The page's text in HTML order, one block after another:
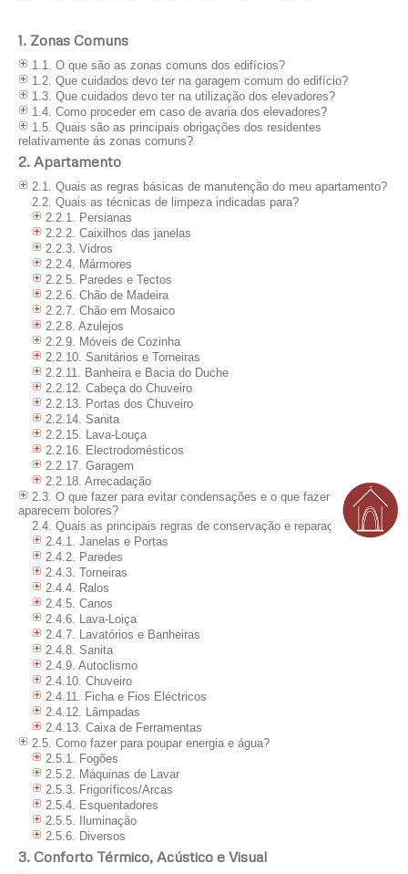
1. Zonas Comuns
1.1. O que são as zonas comuns dos edifícios?
1.2. Que cuidados devo ter na garagem comum do edifício?
1.3. Que cuidados devo ter na utilização dos elevadores?
1.4. Como proceder em caso de avaria dos elevadores?
1.5. Quais são as principais obrigações dos residentes
relativamente ás zonas comuns?
2. Apartamento
2.1. Quais as regras básicas de manutenção do meu apartamento?
2.2. Quais as técnicas de limpeza indicadas para?
2.2.1. Persianas
2.2.2. Caixilhos das janelas
2.2.3. Vidros
2.2.4. Mármores
2.2.5. Paredes e Tectos
2.2.6. Chão de Madeira
2.2.7. Chão em Mosaico
2.2.8. Azulejos
2.2.9. Móveis de Cozinha
2.2.10. Sanitários e Torneiras
2.2.11. Banheira e Bacia do Duche
2.2.12. Cabeça do Chuveiro
2.2.13. Portas dos Chuveiro
2.2.14. Sanita
2.2.15. Lava-Louça
2.2.16. Electrodomésticos
2.2.17. Garagem
2.2.18. Arrecadação
2.3. O que fazer para evitar condensações e o que fazer quando
aparecem bolores?
2.4. Quais as principais regras de conservação e reparação para?
2.4.1. Janelas e Portas
2.4.2. Paredes
2.4.3. Torneiras
2.4.4. Ralos
2.4.5. Canos
2.4.6. Lava-Loiça
2.4.7. Lavatórios e Banheiras
2.4.8. Sanita
2.4.9. Autoclismo
2.4.10. Chuveiro
2.4.11. Ficha e Fios Eléctricos
2.4.12. Lâmpadas
2.4.13. Caixa de Ferramentas
2.5. Como fazer para poupar energia e água?
2.5.1. Fogões
2.5.2. Máquinas de Lavar
2.5.3. Frigoríficos/Arcas
2.5.4. Esquentadores
2.5.5. Iluminação
2.5.6. Diversos
3. Conforto Térmico, Acústico e Visual